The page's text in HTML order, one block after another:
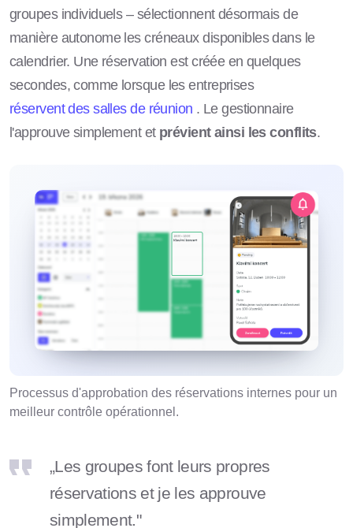
groupes individuels – sélectionnent désormais de
manière autonome les créneaux disponibles dans le
calendrier. Une réservation est créée en quelques
secondes, comme lorsque les entreprises
réservent des salles de réunion . Le gestionnaire
l'approuve simplement et prévient ainsi les conflits.
Processus d'approbation des réservations internes pour un
meilleur contrôle opérationnel.
„Les groupes font leurs propres
réservations et je les approuve
simplement."